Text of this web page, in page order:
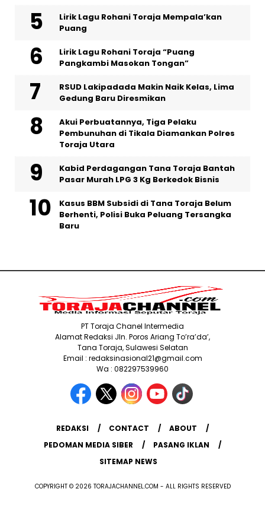
Lirik Lagu Rohani Toraja Mempala’kan
Puang
Lirik Lagu Rohani Toraja “Puang
Pangkambi Masokan Tongan”
RSUD Lakipadada Makin Naik Kelas, Lima
Gedung Baru Diresmikan
Akui Perbuatannya, Tiga Pelaku
Pembunuhan di Tikala Diamankan Polres
Toraja Utara
Kabid Perdagangan Tana Toraja Bantah
Pasar Murah LPG 3 Kg Berkedok Bisnis
Kasus BBM Subsidi di Tana Toraja Belum
Berhenti, Polisi Buka Peluang Tersangka
Baru
PT Toraja Chanel Intermedia
Alamat Redaksi Jln. Poros Ariang To’ra’da’,
Tana Toraja, Sulawesi Selatan
Email : redaksinasional21@gmail.com
Wa : 082297539960
REDAKSI CONTACT
ABOUT
PEDOMAN MEDIA SIBER
PASANG IKLAN
SITEMAP NEWS
COPYRIGHT © 2026 TORAJACHANNEL.COM - ALL RIGHTS RESERVED